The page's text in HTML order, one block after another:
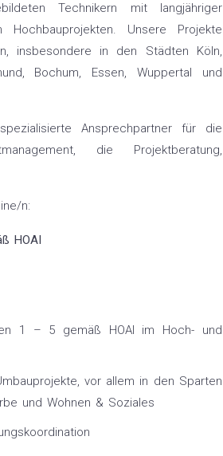
Technikern mit langjähriger
Unsere Projekte
insbesondere in den Städten Köln,
Bochum, Essen, Wuppertal und
Ansprechpartner für die
die Projektberatung,
n:
HOAI
1 – 5 gemäß HOAI im Hoch- und
vor allem in den Sparten
und Wohnen & Soziales